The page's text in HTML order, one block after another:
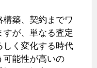
築、契約までワ
が、単なる査定
しく変化する時代
能性が高いの